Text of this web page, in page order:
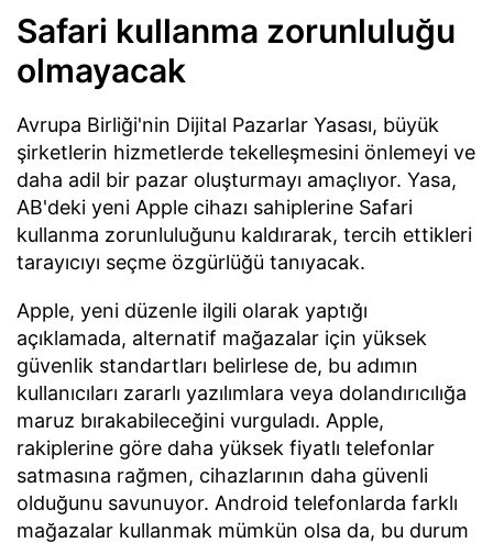
Safari kullanma zorunluluğu
olmayacak
Avrupa Birliği'nin Dijital Pazarlar Yasası, büyük
şirketlerin hizmetlerde tekelleşmesini önlemeyi ve
daha adil bir pazar oluşturmayı amaçlıyor. Yasa,
AB'deki yeni Apple cihazı sahiplerine Safari
kullanma zorunluluğunu kaldırarak, tercih ettikleri
tarayıcıyı seçme özgürlüğü tanıyacak.
Apple, yeni düzenle ilgili olarak yaptığı
açıklamada, alternatif mağazalar için yüksek
güvenlik standartları belirlese de, bu adımın
kullanıcıları zararlı yazılımlara veya dolandırıcılığa
maruz bırakabileceğini vurguladı. Apple,
rakiplerine göre daha yüksek fiyatlı telefonlar
satmasına rağmen, cihazlarının daha güvenli
olduğunu savunuyor. Android telefonlarda farklı
mağazalar kullanmak mümkün olsa da, bu durum